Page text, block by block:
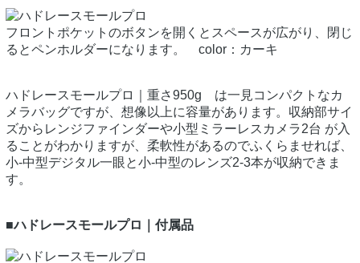
フロントポケットのボタンを開くとスペースが広がり、閉じ
るとペンホルダーになります。 color：カーキ
ハドレースモールプロ｜重さ950g は一見コンパクトなカ
メラバッグですが、想像以上に容量があります。収納部サイ
ズからレンジファインダーや小型ミラーレスカメラ2台 が入
ることがわかりますが、柔軟性があるのでふくらませれば、
小-中型デジタル一眼と小-中型のレンズ2-3本が収納できま
す。
■ハドレースモールプロ｜付属品